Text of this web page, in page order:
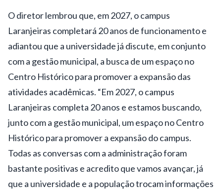
O diretor lembrou que, em 2027, o campus
Laranjeiras completará 20 anos de funcionamento e
adiantou que a universidade já discute, em conjunto
com a gestão municipal, a busca de um espaço no
Centro Histórico para promover a expansão das
atividades acadêmicas. “Em 2027, o campus
Laranjeiras completa 20 anos e estamos buscando,
junto com a gestão municipal, um espaço no Centro
Histórico para promover a expansão do campus.
Todas as conversas com a administração foram
bastante positivas e acredito que vamos avançar, já
que a universidade e a população trocam informações